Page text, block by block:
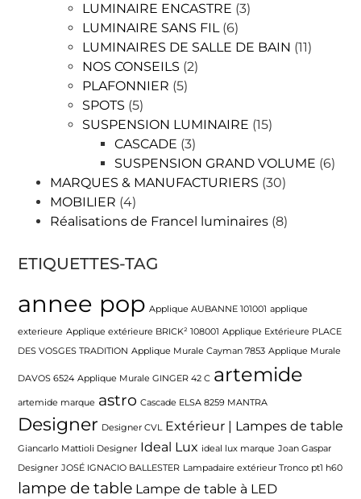
LUMINAIRE ENCASTRE (3)
LUMINAIRE SANS FIL(6)
LUMINAIRES DE SALLE DE BAIN (11)
NOS CONSEILS (2)
PLAFONNIER (5)
SPOTS (5)
SUSPENSION LUMINAIRE (15)
CASCADE (3)
SUSPENSION GRAND VOLUME (6)
MARQUES & MANUFACTURIERS (30)
MOBILIER (4)
Réalisations de Francel luminaires (8)
ETIQUETTES-TAG
annee pop Applique AUBANNE 101001 applique
exterieure Applique extérieure BRICK² 108001 Applique Extérieure PLACE
DES VOSGES TRADITION Applique Murale Cayman 7853 Applique Murale
DAVOS 6524 Applique Murale GINGER 42 C artemide
artemide marque astro Cascade ELSA 8259 MANTRA
Designer Designer CVL Extérieur | Lampes de table
Giancarlo Mattioli Designer Ideal Lux ideal lux marque Joan Gaspar
Designer JOSÉ IGNACIO BALLESTER Lampadaire extérieur Tronco pt1 h60
lampe de table Lampe de table à LED